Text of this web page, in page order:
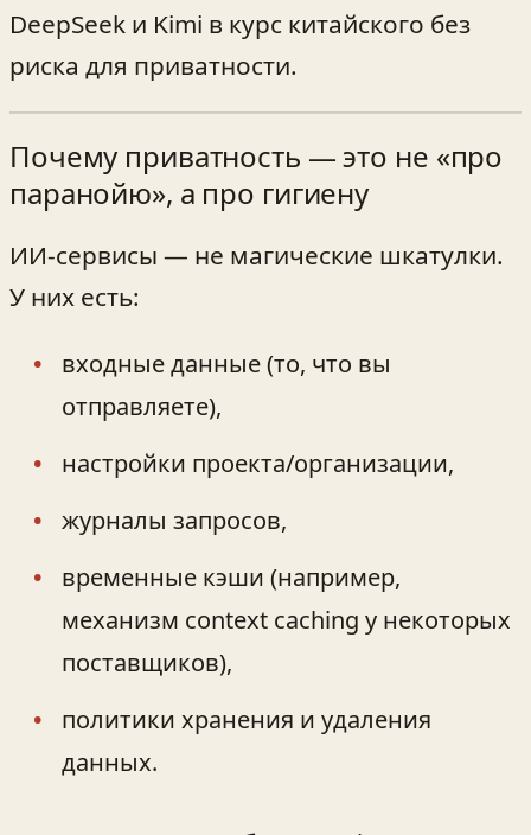
DeepSeek и Kimi в курс китайского без
риска для приватности.
Почему приватность — это не «про
паранойю», а про гигиену
ИИ‑сервисы — не магические шкатулки.
У них есть:
входные данные (то, что вы
отправляете),
настройки проекта/организации,
журналы запросов,
временные кэши (например,
механизм context caching у некоторых
поставщиков),
политики хранения и удаления
данных.